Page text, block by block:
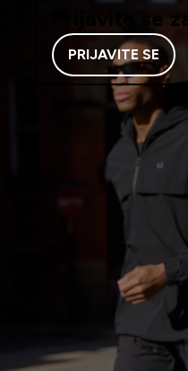
Prijavite se
PRIJAVITE SE